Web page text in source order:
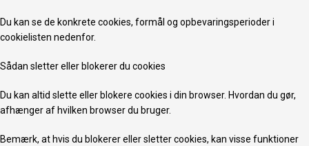
Du kan se de konkrete cookies, formål og opbevaringsperioder i
cookielisten nedenfor.
Sådan sletter eller blokerer du cookies
Du kan altid slette eller blokere cookies i din browser. Hvordan du gør,
afhænger af hvilken browser du bruger.
Bemærk, at hvis du blokerer eller sletter cookies, kan visse funktioner